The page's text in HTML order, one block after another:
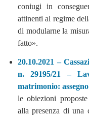
coniugi in
attinenti al regime
di modularne la
fatto».
20.10.2021 –
n. 29195/21 –
matrimonio:
le obiezioni
alla presenza di una